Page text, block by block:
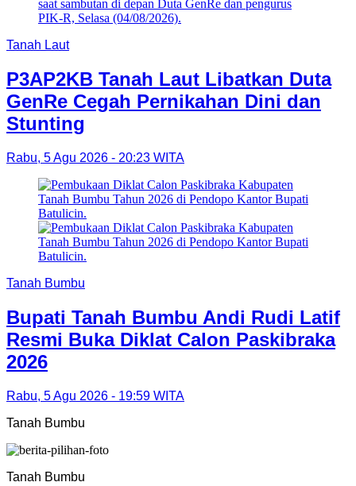
Tanah Laut
P3AP2KB Tanah Laut Libatkan Duta
GenRe Cegah Pernikahan Dini dan
Stunting
Rabu, 5 Agu 2026 - 20:23 WITA
Tanah Bumbu
Bupati Tanah Bumbu Andi Rudi Latif
Resmi Buka Diklat Calon Paskibraka
2026
Rabu, 5 Agu 2026 - 19:59 WITA
Tanah Bumbu
Tanah Bumbu